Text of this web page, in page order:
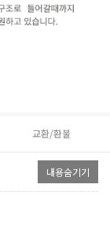
교환/환불
내용숨기기